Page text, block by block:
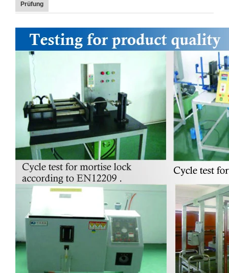
Prüfung